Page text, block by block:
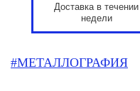
Доставка в течении
недели
#МЕТАЛЛОГРАФИЯ